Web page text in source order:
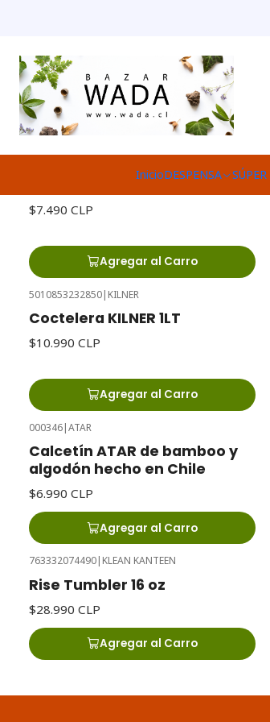
InicioDESPENSA
ACCESORIOS ♻
Vaso 473 ml Brushed
Stainless Klean Kanteen
$7.490 CLP
Agregar al Carro
5010853232850| KILNER
Coctelera KILNER 1LT
$10.990 CLP
Agregar al Carro
000346|ATAR
Calcetín ATAR de bamboo y
algodón hecho en Chile
$6.990 CLP
Agregar al Carro
763332074490| KLEAN KANTEEN
Rise Tumbler 16 oz
$28.990 CLP
Agregar al Carro